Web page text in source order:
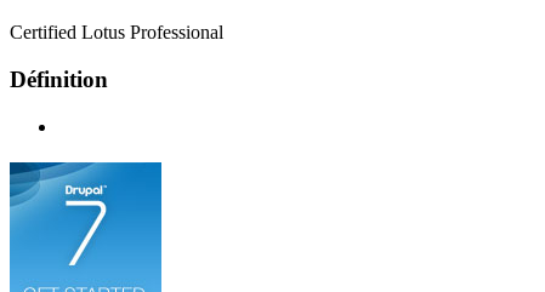
Certified Lotus Professional
Définition